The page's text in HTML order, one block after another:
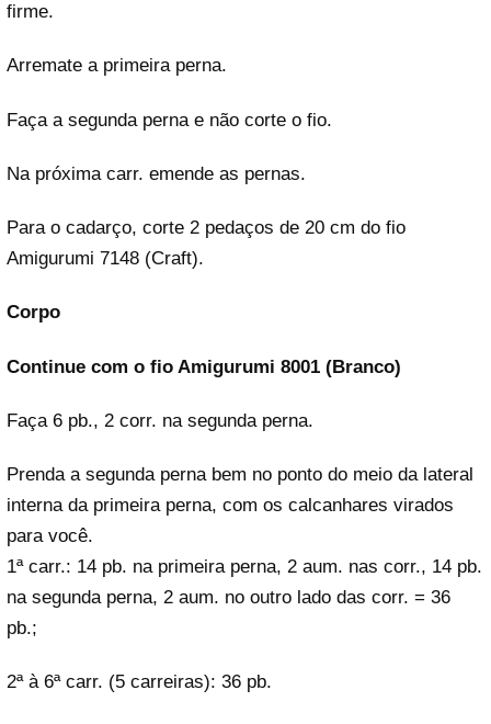
firme.
Arremate a primeira perna.
Faça a segunda perna e não corte o fio.
Na próxima carr. emende as pernas.
Para o cadarço, corte 2 pedaços de 20 cm do fio
Amigurumi 7148 (Craft).
Corpo
Continue com o fio Amigurumi 8001 (Branco)
Faça 6 pb., 2 corr. na segunda perna.
Prenda a segunda perna bem no ponto do meio da lateral
interna da primeira perna, com os calcanhares virados
para você.
1ª carr.: 14 pb. na primeira perna, 2 aum. nas corr., 14 pb.
na segunda perna, 2 aum. no outro lado das corr. = 36
pb.;
2ª à 6ª carr. (5 carreiras): 36 pb.